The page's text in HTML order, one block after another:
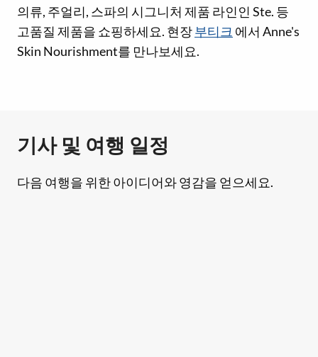
의류, 주얼리, 스파의 시그니처 제품 라인인 Ste. 등
고품질 제품을 쇼핑하세요. 현장부티크 에서 Anne's
Skin Nourishment를 만나보세요.
기사 및 여행 일정
다음 여행을 위한 아이디어와 영감을 얻으세요.